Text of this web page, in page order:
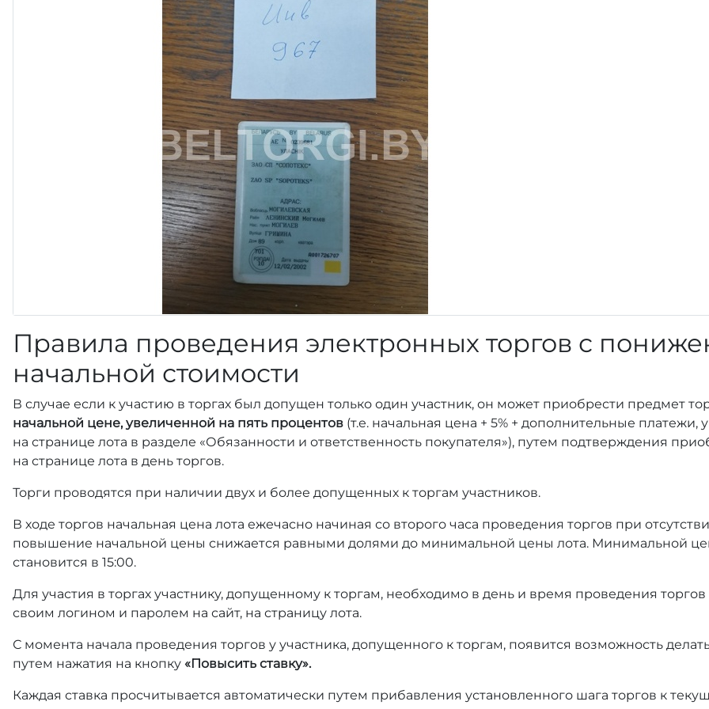
Правила проведения электронных торгов с
начальной стоимости
В случае если к участию в торгах был допущен только один участник, он может приобрести предмет
начальной цене, увеличенной на пять процентов (т.е. начальная цена + 5% + дополнительные платежи,
на странице лота в разделе «Обязанности и ответственность покупателя»), путем подтверждения
на странице лота в день торгов.
Торги проводятся при наличии двух и более допущенных к торгам участников.
В ходе торгов начальная цена лота ежечасно начиная со второго часа проведения торгов при
повышение начальной цены снижается равными долями до минимальной цены лота. Минимальной
становится в 15:00.
Для участия в торгах участнику, допущенному к торгам, необходимо в день и время проведения
своим логином и паролем на сайт, на страницу лота.
С момента начала проведения торгов у участника, допущенного к торгам, появится возможность
путем нажатия на кнопку «Повысить ставку».
Каждая ставка просчитывается автоматически путем прибавления установленного шага торгов к